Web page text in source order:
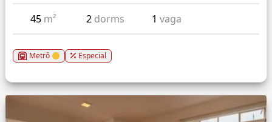
45 m² 2 dorms 1vaga
Metrô Especial